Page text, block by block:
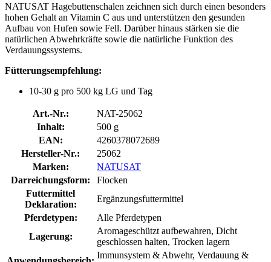
NATUSAT Hagebuttenschalen zeichnen sich durch einen besonders
hohen Gehalt an Vitamin C aus und unterstützen den gesunden
Aufbau von Hufen sowie Fell. Darüber hinaus stärken sie die
natürlichen Abwehrkräfte sowie die natürliche Funktion des
Verdauungssystems.
Fütterungsempfehlung:
10-30 g pro 500 kg LG und Tag
Art.-Nr.:
NAT-25062
Inhalt:
500 g
EAN:
4260378072689
Hersteller-Nr.:
25062
Marken:
NATUSAT
Darreichungsform:
Flocken
Futtermittel
Deklaration:
Ergänzungsfuttermittel
Pferdetypen:
Alle Pferdetypen
Lagerung:
Aromageschützt aufbewahren, Dicht
geschlossen halten, Trocken lagern
Immunsystem & Abwehr, Verdauung &